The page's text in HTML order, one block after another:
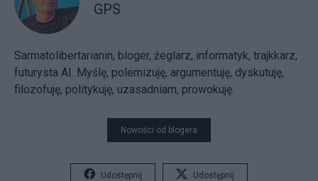
GPS
Sarmatolibertarianin, bloger, żeglarz, informatyk, trajkkarz,
futurysta AI. Myślę, polemizuję, argumentuję, dyskutuję,
filozofuję, politykuję, uzasadniam, prowokuję.
Nowości od blogera
Udostępnij Udostępnij